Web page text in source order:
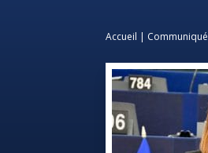
Accueil | Communiqué